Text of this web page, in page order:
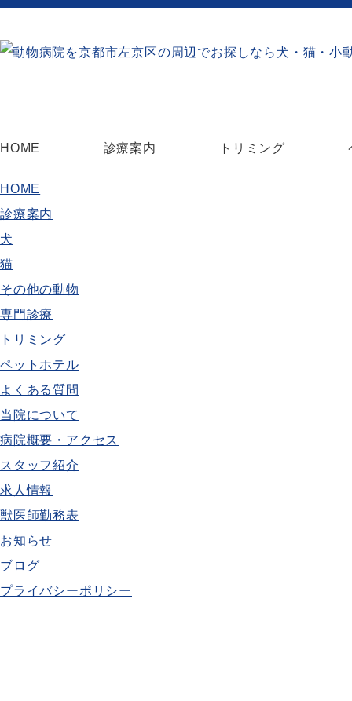
HOME 診療案内 トリミング
HOME
診療案内
犬
猫
その他の動物
専門診療
トリミング
ペットホテル
よくある質問
当院について
病院概要・アクセス
スタッフ紹介
求人情報
獣医師勤務表
お知らせ
ブログ
プライバシーポリシー